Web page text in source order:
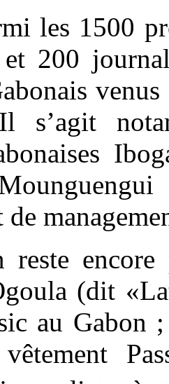
les 1500
200
Il s’agit
encore
(dit
au Gabon